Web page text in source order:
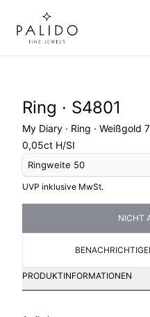
Ring · S4801
My Diary · Ring · Weißgold
0,05ct H/SI
Ringweite 50
UVP inklusive MwSt.
NICHT
PRODUKTINFORMATIONEN